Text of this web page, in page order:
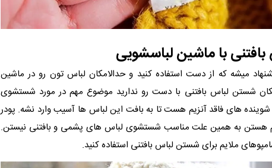
با ماشین لباسشویی
میشه که از دست استفاده کنید و حدالامکان لباس تون رو در ماشین
شستن لباس بافتنی با دست رو ندارید موضوع مهم در مورد شستشوی
شوینده های فاقد آنزیم هست تا به بافت این لباس ها آسیب وارد نشه. پودر
هستن به همین علت مناسب شستشوی لباس های پشمی و بافتنی نیستن.
ملایم برای شستن لباس بافتنی استفاده کنید.